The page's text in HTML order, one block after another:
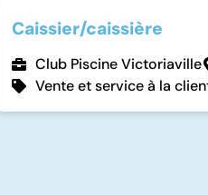
Caissier/caissière
Club Piscine Victoriaville
Vente et service à la